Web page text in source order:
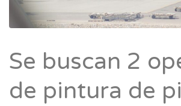
Se buscan 2
de pintura de